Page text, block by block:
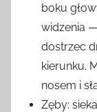
boku
widzenia
dostrzec
kierunku.
nosem i
Zęby: